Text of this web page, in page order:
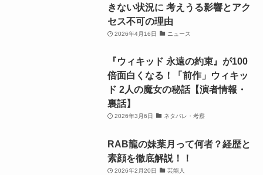
きない状況に 考えうる影響とアク
セス不可の理由
2026年4月16日 ニュース
『ウィキッド 永遠の約束』が100
倍面白くなる！「前作」ウィキッ
ド 2人の魔女の秘話【演者情報・
裏話】
2026年3月6日 ネタバレ・考察
RAB龍の妹葉月って何者？経歴と
素顔を徹底解説！！
2026年2月20日 芸能人